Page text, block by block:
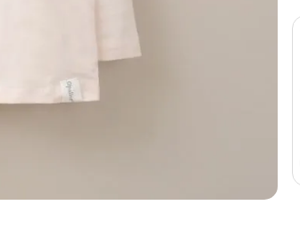
Polera Básica Manga Larga Blanca
Infant Niña